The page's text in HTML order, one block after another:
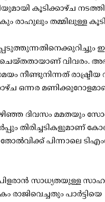
കൂടിക്കാഴ്ച
രാഹുലും തമ്മിലുള്ള
ചെയ്തതായാണ് വിവരം.
നീണ്ടുനിന്നത്
ഒന്നര
ദിവസം മമതയും
തോല്‍വിക്ക് പിന്നാലെ
സാധ്യതയുള്ള
രാജിവെച്ചതും പാര്‍ട്ടിയെ